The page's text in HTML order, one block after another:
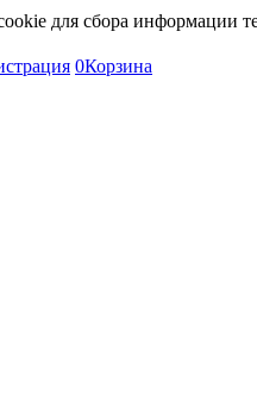
для сбора информации
0Корзина